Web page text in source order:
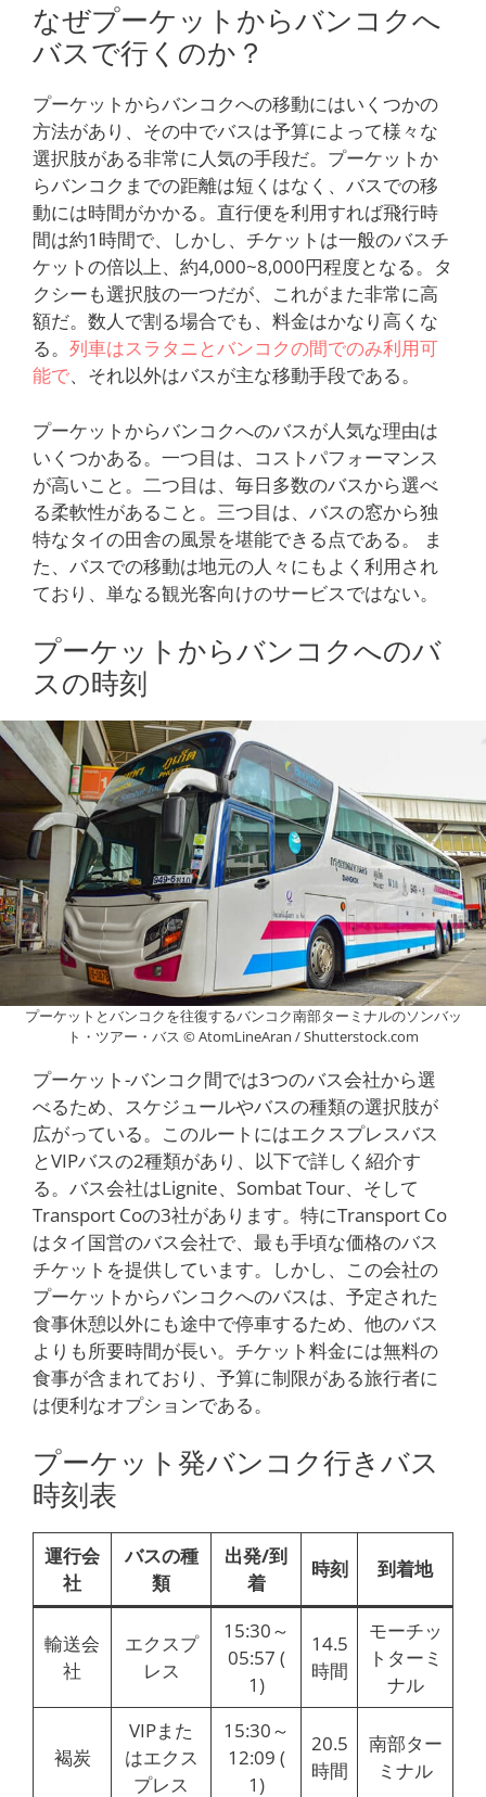
なぜプーケットからバンコクへ
バスで行くのか？
プーケットからバンコクへの移動にはいくつかの
方法があり、その中でバスは予算によって様々な
選択肢がある非常に人気の手段だ。プーケットか
らバンコクまでの距離は短くはなく、バスでの移
動には時間がかかる。直行便を利用すれば飛行時
間は約1時間で、しかし、チケットは一般のバスチ
ケットの倍以上、約4,000~8,000円程度となる。タ
クシーも選択肢の一つだが、これがまた非常に高
額だ。数人で割る場合でも、料金はかなり高くな
る。 列車はスラタニとバンコクの間でのみ利用可
能で、それ以外はバスが主な移動手段である。
プーケットからバンコクへのバスが人気な理由は
いくつかある。一つ目は、コストパフォーマンス
が高いこと。二つ目は、毎日多数のバスから選べ
る柔軟性があること。三つ目は、バスの窓から独
特なタイの田舎の風景を堪能できる点である。 ま
た、バスでの移動は地元の人々にもよく利用され
ており、単なる観光客向けのサービスではない。
プーケットからバンコクへのバ
スの時刻
プーケットとバンコクを往復するバンコク南部ターミナルのソンバッ
ト・ツアー・バス © AtomLineAran / Shutterstock.com
プーケット-バンコク間では3つのバス会社から選
べるため、スケジュールやバスの種類の選択肢が
広がっている。このルートにはエクスプレスバス
とVIPバスの2種類があり、以下で詳しく紹介す
る。バス会社はLignite、Sombat Tour、そして
Transport Coの3社があります。特にTransport Co
はタイ国営のバス会社で、最も手頃な価格のバス
チケットを提供しています。しかし、この会社の
プーケットからバンコクへのバスは、予定された
食事休憩以外にも途中で停車するため、他のバス
よりも所要時間が長い。チケット料金には無料の
食事が含まれており、予算に制限がある旅行者に
は便利なオプションである。
プーケット発バンコク行きバス
時刻表
運行会
社
バスの種
類
出発/到
着
時刻 到着地
輸送会
社
エクスプ
レス
15:30～
05:57 (
1)
14.5
時間
モーチッ
トターミ
ナル
褐炭
VIPまた
はエクス
プレス
15:30～
12:09 (
1)
20.5
時間
南部ター
ミナル